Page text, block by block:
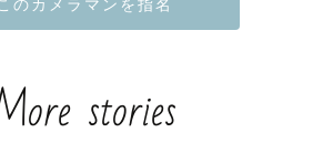
り上げていきます。
方、緊張してしまう方もいらっしゃる
stories